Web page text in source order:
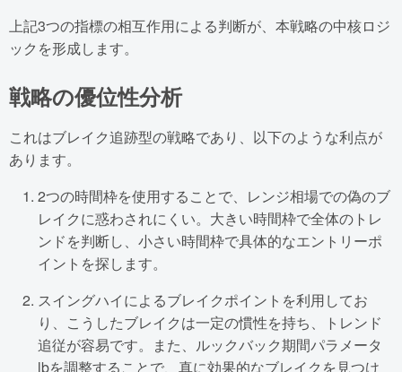
上記3つの指標の相互作用による判断が、本戦略の中核ロジ
ックを形成します。
戦略の優位性分析
これはブレイク追跡型の戦略であり、以下のような利点が
あります。
2つの時間枠を使用することで、レンジ相場での偽のブ
レイクに惑わされにくい。大きい時間枠で全体のトレ
ンドを判断し、小さい時間枠で具体的なエントリーポ
イントを探します。
スイングハイによるブレイクポイントを利用してお
り、こうしたブレイクは一定の慣性を持ち、トレンド
追従が容易です。また、ルックバック期間パラメータ
lbを調整することで、真に効果的なブレイクを見つけ